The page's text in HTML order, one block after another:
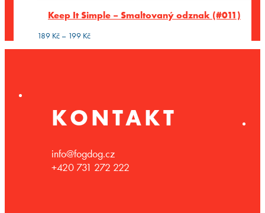
až
Keep It Simple – Smaltovaný odznak (#011)
189 Kč – 199 KčRozpětí
KONTAKT
info@fogdog.cz
+420 731 272 222